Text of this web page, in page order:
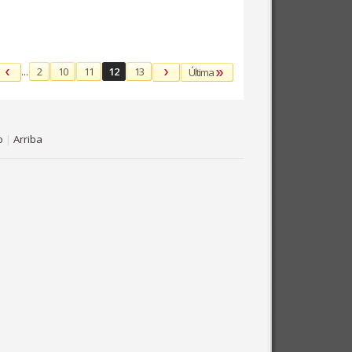
... 2 10 11 12 13 Última
| Arriba